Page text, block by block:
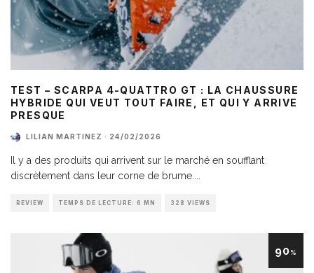
TEST – SCARPA 4-QUATTRO GT : LA CHAUSSURE
HYBRIDE QUI VEUT TOUT FAIRE, ET QUI Y ARRIVE
PRESQUE
LILIAN MARTINEZ · 24/02/2026
Il y a des produits qui arrivent sur le marché en soufflant
discrètement dans leur corne de brume.
REVIEW TEMPS DE LECTURE: 6 MN 328 VIEWS
90%